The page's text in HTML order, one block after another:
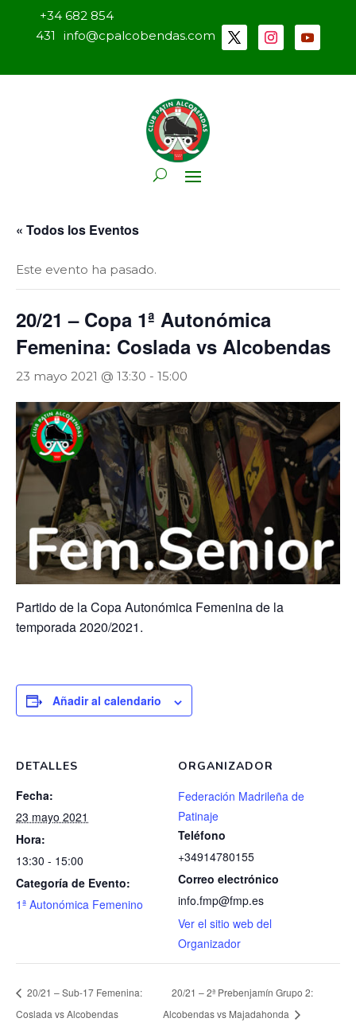
+34 682 854
431
info@cpalcobendas.com
« Todos los Eventos
Este evento ha pasado.
20/21 – Copa 1ª Autonómica
Femenina: Coslada vs Alcobendas
23 mayo 2021 @ 13:30 - 15:00
Partido de la Copa Autonómica Femenina de la
temporada 2020/2021.
Añadir al calendario
DETALLES
Fecha:
23 mayo 2021
Hora:
13:30 - 15:00
Categoría de Evento:
1ª Autonómica Femenino
ORGANIZADOR
Federación Madrileña de
Patinaje
Teléfono
+34914780155
Correo electrónico
info.fmp@fmp.es
Ver el sitio web del
Organizador
20/21 – Sub-17 Femenina:
Coslada vs Alcobendas
20/21 – 2ª Prebenjamín Grupo 2:
Alcobendas vs Majadahonda